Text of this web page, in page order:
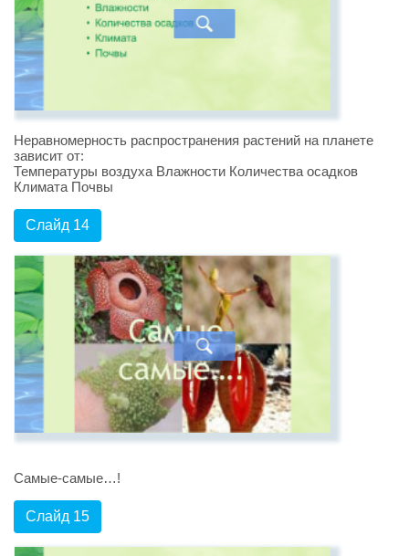
Неравномерность распространения растений на планете
зависит от:
Температуры воздуха Влажности Количества осадков
Климата Почвы
Слайд 14
Самые-самые…!
Слайд 15